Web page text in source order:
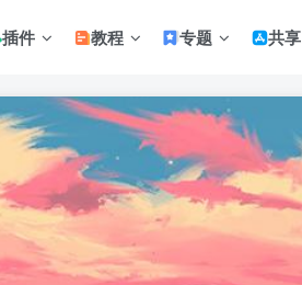
插件 教程 专题 共享